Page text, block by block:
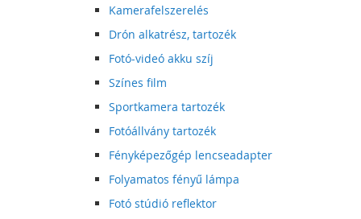
Kamerafelszerelés
Drón alkatrész, tartozék
Fotó-videó akku szíj
Színes film
Sportkamera tartozék
Fotóállvány tartozék
Fényképezőgép lencseadapter
Folyamatos fényű lámpa
Fotó stúdió reflektor